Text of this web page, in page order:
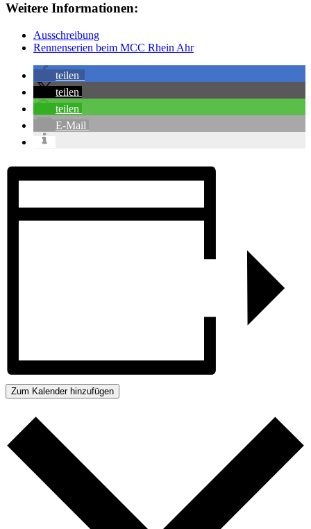
Weitere Informationen:
Ausschreibung
Rennenserien beim MCC Rhein Ahr
teilen
teilen
teilen
E-Mail
Zum Kalender hinzufügen